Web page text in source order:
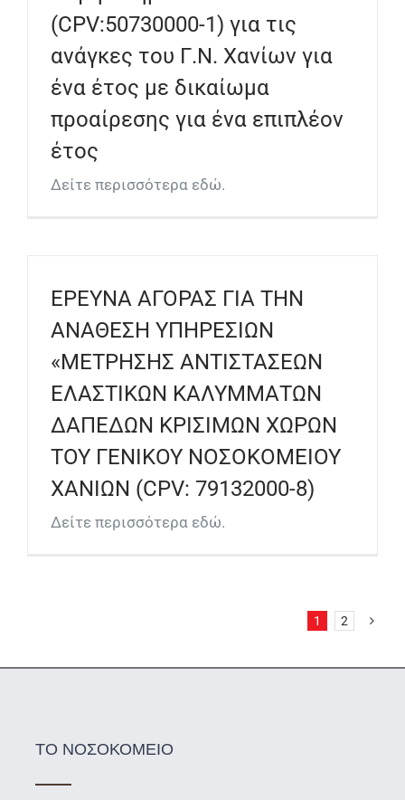
(CPV:50730000-1) για τις
ανάγκες του Γ.Ν. Χανίων για
ένα έτος με δικαίωμα
προαίρεσης για ένα επιπλέον
έτος
Δείτε περισσότερα εδώ.
ΕΡΕΥΝΑ ΑΓΟΡΑΣ ΓΙΑ ΤΗΝ
ΑΝΑΘΕΣΗ ΥΠΗΡΕΣΙΩΝ
«ΜΕΤΡΗΣΗΣ ΑΝΤΙΣΤΑΣΕΩΝ
ΕΛΑΣΤΙΚΩΝ ΚΑΛΥΜΜΑΤΩΝ
ΔΑΠΕΔΩΝ ΚΡΙΣΙΜΩΝ ΧΩΡΩΝ
ΤΟΥ ΓΕΝΙΚΟΥ ΝΟΣΟΚΟΜΕΙΟΥ
ΧΑΝΙΩΝ (CPV: 79132000-8)
Δείτε περισσότερα εδώ.
1 2
ΤΟ ΝΟΣΟΚΟΜΕΙΟ